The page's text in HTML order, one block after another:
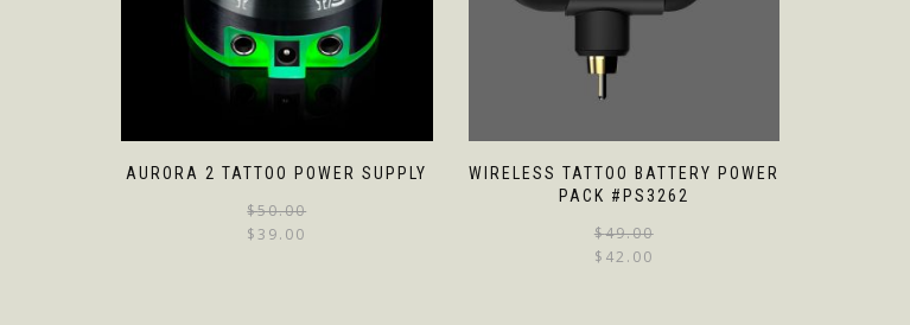
AURORA 2 TATTOO POWER SUPPLY
$50.00
$39.00
WIRELESS TATTOO BATTERY POWER
PACK #PS3262
$49.00
$ 42.00